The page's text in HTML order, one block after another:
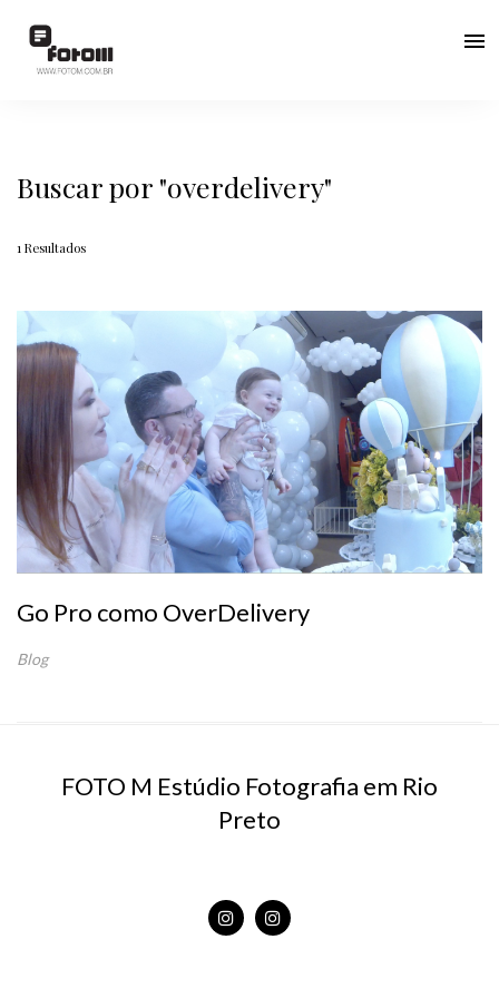
menu
Buscar por "overdelivery"
1 Resultados
Go Pro como OverDelivery
Blog
FOTO M Estúdio Fotografia em Rio
Preto